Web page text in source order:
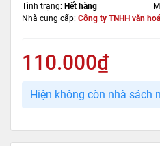
Tình trạng: Hết hàng
Nhà cung cấp: Công ty TNHH văn
110.000₫
Hiện không còn nhà sách